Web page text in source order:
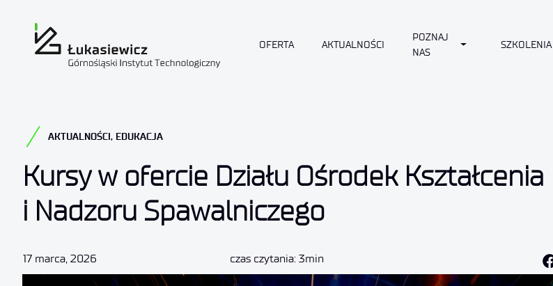
OFERTA AKTUALNOŚCI
POZNAJ
NAS
Toggle Dropdown
SZKOLENIA
AKTUALNOŚCI, EDUKACJA
Kursy w ofercie Działu Ośrodek Kształcenia
i Nadzoru Spawalniczego
17 marca, 2026 czas czytania: 3min